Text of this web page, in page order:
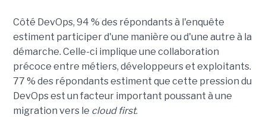
Côté DevOps, 94 % des répondants à l'enquête
estiment participer d'une manière ou d'une autre à la
démarche. Celle-ci implique une collaboration
précoce entre métiers, développeurs et exploitants.
77 % des répondants estiment que cette pression du
DevOps est un facteur important poussant à une
migration vers le cloud first.